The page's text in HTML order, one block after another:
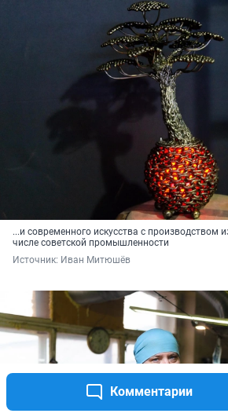
Комментарии
...и современного искусства с производством
числе советской промышленности
Источник: Иван Митюшёв